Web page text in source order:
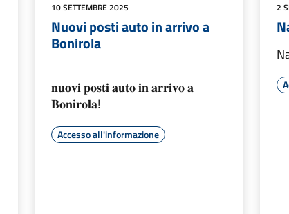
10 SETTEMBRE 2025
Nuovi posti auto in arrivo a
Bonirola
𝐧𝐮𝐨𝐯𝐢 𝐩𝐨𝐬𝐭𝐢 𝐚𝐮𝐭𝐨 𝐢𝐧 𝐚𝐫𝐫𝐢𝐯𝐨 𝐚
𝐁𝐨𝐧𝐢𝐫𝐨𝐥𝐚!
Accesso all'informazione
2